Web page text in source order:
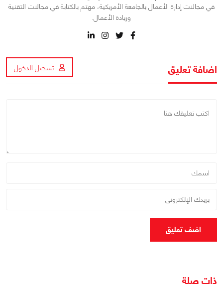
في مجالات إدارة الأعمال بالجامعة الأمريكية، مهتم بالكتابة في مجالات التقنية
وريادة الأعمال.
اضافة تعليق تسجيل الدخول
اضف تعليق
ذات صلة